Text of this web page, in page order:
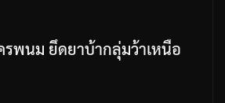
รพนม ยึดยาบ้ากลุ่มว้าเหนือ